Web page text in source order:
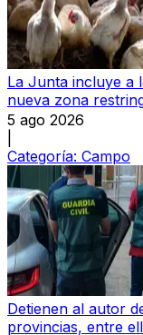
La Junta incluye a
nueva zona
5 ago 2026
Categoría: Campo
Detienen al autor
provincias, entre